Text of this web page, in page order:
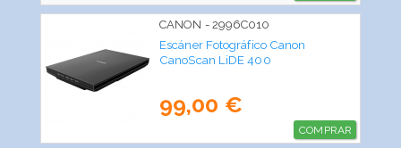
CANON - 2996C010
Escáner Fotográfico Canon
CanoScan LiDE 400
99,00 €
COMPRAR